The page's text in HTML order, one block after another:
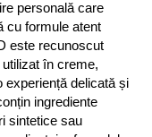
personală care
cu formule atent
este recunoscut
în creme,
experiență delicată și
ingrediente
sintetice sau